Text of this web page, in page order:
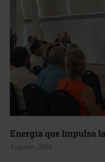
Energía que Impulsa
4 agosto, 2026